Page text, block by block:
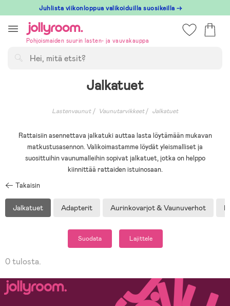
till
innehållet
Juhlista viikonloppua valikoiduilla suosikeilla →
Pohjoismaiden suurin lasten- ja vauvakauppa
Jalkatuet
Lastenvaunut Vaunutarvikkeet Jalkatuet
Rattaisiin asennettava jalkatuki auttaa lasta löytämään mukavan
matkustusasennon. Valikoimastamme löydät yleismalliset ja
suosittuihin vaunumalleihin sopivat jalkatuet, jotka on helppo
kiinnittää rattaiden istuinosaan.
Takaisin
Jalkatuet Adapterit Aurinkovarjot & Vaunuverhot
Suodata Lajittele
0 tulosta.